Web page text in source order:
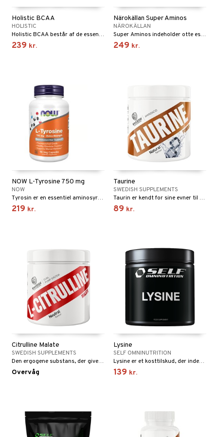
Holistic BCAA
HOLISTIC
Holistic BCAA består af de essentielle aminosyrer L-leucin, L-isoleucin og L-valin i forholdet 4:1:1.
239 kr.
Närokällan Super Aminos
NÄROKÄLLAN
Super Aminos indeholder otte essentielle aminosyrer.
249 kr.
NOW L-Tyrosine 750 mg
NOW
Tyrosin er en essentiel aminosyre, der spiller en betydelig rolle i kroppens neurokemi og fysiologi.
219 kr.
Taurine
SWEDISH SUPPLEMENTS
Taurin er kendt for sine evner til at øge energiniveauerne, fremme mental skarphed og forbedre koncentrationen.
89 kr.
Citrulline Malate
SWEDISH SUPPLEMENTS
Den ergogene substans, der giver øget blodgennemstrømning og pump til dine muskler under træning.
Overvåg
Lysine
SELF OMNINUTRITION
Lysine er et kosttilskud, der indeholder ren L-lysin.
139 kr.
& svar